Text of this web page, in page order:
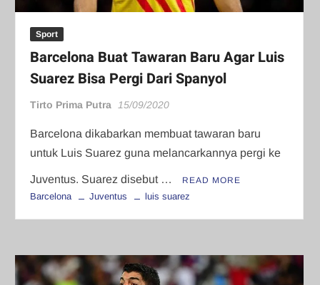
Sport
Barcelona Buat Tawaran Baru Agar Luis
Suarez Bisa Pergi Dari Spanyol
Tirto Prima Putra 15/09/2020
Barcelona dikabarkan membuat tawaran baru
untuk Luis Suarez guna melancarkannya pergi ke
Juventus. Suarez disebut … READ MORE
Barcelona Juventus luis suarez